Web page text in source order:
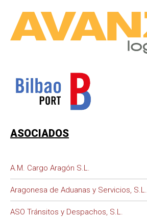
ASOCIADOS
A.M. Cargo Aragón S.L.
Aragonesa de Aduanas y Servicios, S.L.
ASO Tránsitos y Despachos, S.L.